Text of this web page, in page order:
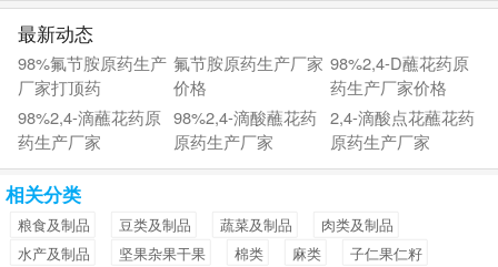
最新动态
98%氟节胺原药生产
厂家打顶药
氟节胺原药生产厂家
价格
98%2,4-D蘸花药原
药生产厂家价格
98%2,4-滴蘸花药原
药生产厂家
98%2,4-滴酸蘸花药
原药生产厂家
2,4-滴酸点花蘸花药
原药生产厂家
相关分类
粮食及制品 豆类及制品 蔬菜及制品
肉类及制品
水产及制品
坚果杂果干果 棉类 麻类
子仁果仁籽